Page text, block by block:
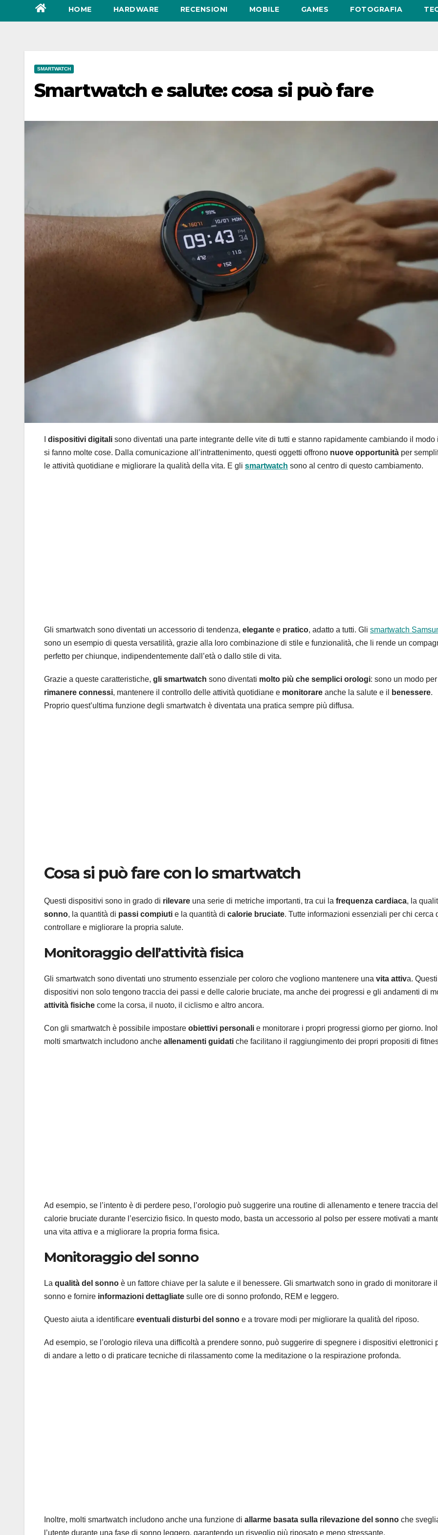
HOME HARDWARE RECENSIONI MOBILE GAMES FOTOGRAFIA
SMARTWATCH
Smartwatch e salute: cosa si può fare
dispositivi digitali sono diventati una parte integrante delle vite di tutti e stanno rapidamente cambiando il modo
si fanno molte cose. Dalla comunicazione all’intrattenimento, questi oggetti offrono nuove opportunità per
le attività quotidiane e migliorare la qualità della vita. E gli smartwatch sono al centro di questo cambiamento.
Gli smartwatch sono diventati un accessorio di tendenza, elegante e pratico, adatto a tutti. Gli smartwatch
sono un esempio di questa versatilità, grazie alla loro combinazione di stile e funzionalità, che li rende un
perfetto per chiunque, indipendentemente dall’età o dallo stile di vita.
Grazie a queste caratteristiche, gli smartwatch sono diventati molto più che semplici orologi: sono un modo per
rimanere connessi, mantenere il controllo delle attività quotidiane e monitorare anche la salute e il benessere.
Proprio quest’ultima funzione degli smartwatch è diventata una pratica sempre più diffusa.
Cosa si può fare con lo smartwatch
Questi dispositivi sono in grado di rilevare una serie di metriche importanti, tra cui la frequenza cardiaca, la
sonno, la quantità di passi compiuti e la quantità di calorie bruciate. Tutte informazioni essenziali per chi cerca
controllare e migliorare la propria salute.
Monitoraggio dell’attività fisica
Gli smartwatch sono diventati uno strumento essenziale per coloro che vogliono mantenere una vita attiva. Questi
dispositivi non solo tengono traccia dei passi e delle calorie bruciate, ma anche dei progressi e gli andamenti di
attività fisiche come la corsa, il nuoto, il ciclismo e altro ancora.
Con gli smartwatch è possibile impostare obiettivi personali e monitorare i propri progressi giorno per giorno.
molti smartwatch includono anche allenamenti guidati che facilitano il raggiungimento dei propri propositi di
Ad esempio, se l’intento è di perdere peso, l’orologio può suggerire una routine di allenamento e tenere traccia
calorie bruciate durante l’esercizio fisico. In questo modo, basta un accessorio al polso per essere motivati a
una vita attiva e a migliorare la propria forma fisica.
Monitoraggio del sonno
La qualità del sonno è un fattore chiave per la salute e il benessere. Gli smartwatch sono in grado di monitorare il
sonno e fornire informazioni dettagliate sulle ore di sonno profondo, REM e leggero.
Questo aiuta a identificare eventuali disturbi del sonno e a trovare modi per migliorare la qualità del riposo.
Ad esempio, se l’orologio rileva una difficoltà a prendere sonno, può suggerire di spegnere i dispositivi elettronici
di andare a letto o di praticare tecniche di rilassamento come la meditazione o la respirazione profonda.
Inoltre, molti smartwatch includono anche una funzione di allarme basata sulla rilevazione del sonno che
l’utente durante una fase di sonno leggero, garantendo un risveglio più riposato e meno stressante.